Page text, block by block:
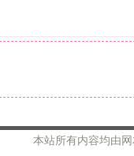
本站所有内容均由